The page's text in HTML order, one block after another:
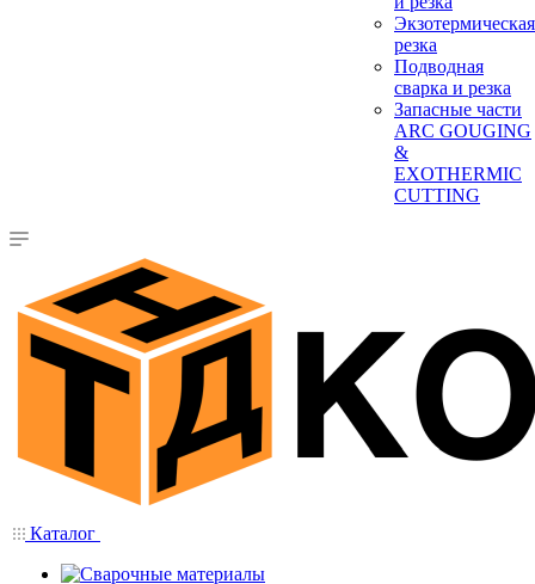
Экзотермическая
резка
Подводная
сварка и резка
Запасные части
ARC GOUGING
&
EXOTHERMIC
CUTTING
Каталог